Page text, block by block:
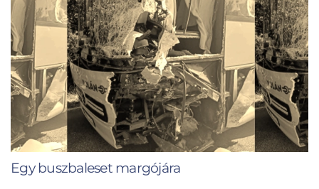
Egy buszbaleset margójára